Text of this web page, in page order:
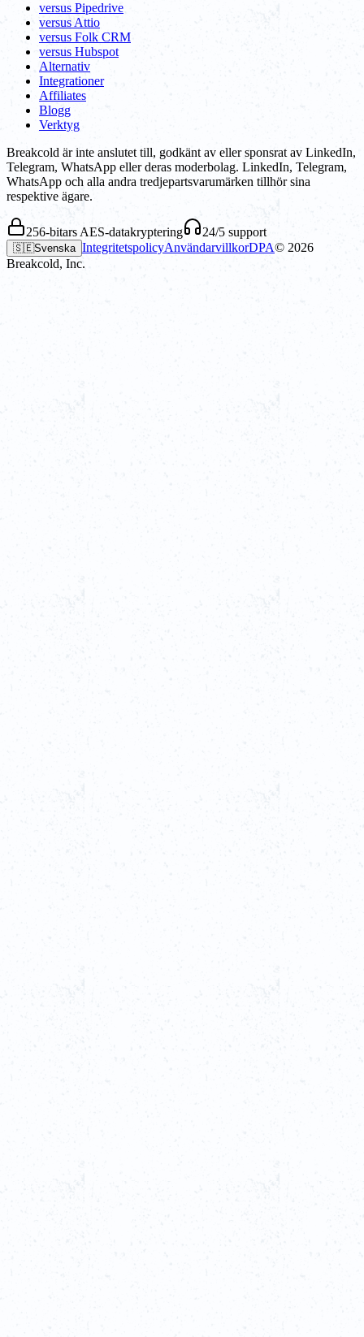
versus Pipedrive
versus Attio
versus Folk CRM
versus Hubspot
Alternativ
Integrationer
Affiliates
Blogg
Verktyg
Breakcold är inte anslutet till, godkänt av eller sponsrat av LinkedIn,
Telegram, WhatsApp eller deras moderbolag. LinkedIn, Telegram,
WhatsApp och alla andra tredjepartsvarumärken tillhör sina
respektive ägare.
256-bitars AES-datakryptering 24/5 support
🇸🇪Svenska IntegritetspolicyAnvändarvillkorDPA© 2026
Breakcold, Inc.